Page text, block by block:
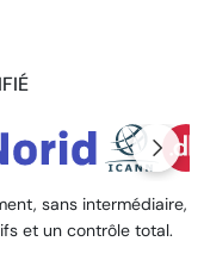
sans intermédiaire,
et un contrôle total.